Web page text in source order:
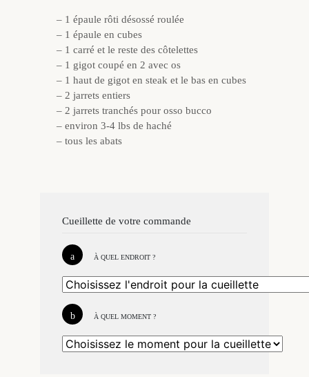
– 1 épaule rôti désossé roulée
– 1 épaule en cubes
– 1 carré et le reste des côtelettes
– 1 gigot coupé en 2 avec os
– 1 haut de gigot en steak et le bas en cubes
– 2 jarrets entiers
– 2 jarrets tranchés pour osso bucco
– environ 3-4 lbs de haché
– tous les abats
Cueillette de votre commande
À QUEL ENDROIT ?
À QUEL MOMENT ?